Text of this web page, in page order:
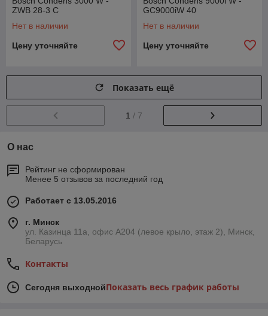
ZWB 28-3 C
Нет в наличии
Цену уточняйте
GC9000iW 40
Нет в наличии
Цену уточняйте
Показать ещё
1 / 7
О нас
Рейтинг не сформирован
Менее 5 отзывов за последний год
Работает с 13.05.2016
г. Минск
ул. Казинца 11а, офис А204 (левое крыло, этаж 2), Минск,
Беларусь
Контакты
Сегодня выходнойПоказать весь график работы